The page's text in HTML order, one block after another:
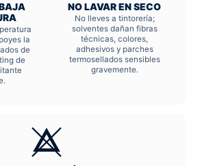
la
de
de
NO LAVAR EN SECO
No lleves a tintorería;
solventes dañan fibras
técnicas, colores,
adhesivos y parches
termosellados sensibles
gravemente.